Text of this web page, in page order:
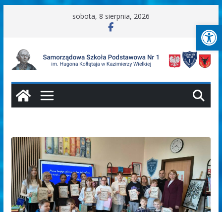
sobota, 8 sierpnia, 2026